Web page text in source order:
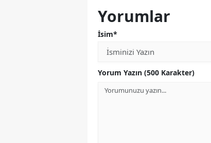
Yorumlar
İsim*
Yorum Yazın (500 Karakter)